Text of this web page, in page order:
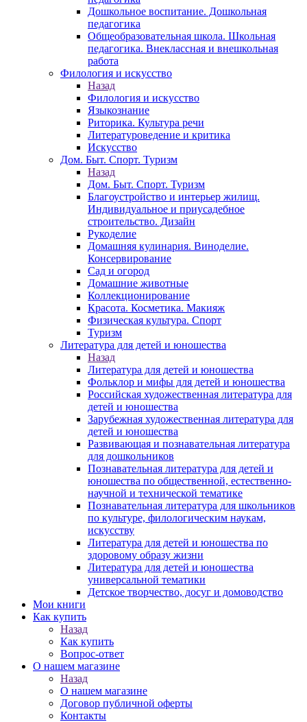
Дошкольное воспитание. Дошкольная
педагогика
Общеобразовательная школа. Школьная
педагогика. Внеклассная и внешкольная
работа
Филология и искусство
Назад
Филология и искусство
Языкознание
Риторика. Культура речи
Литературоведение и критика
Искусство
Дом. Быт. Спорт. Туризм
Назад
Дом. Быт. Спорт. Туризм
Благоустройство и интерьер жилищ.
Индивидуальное и приусадебное
строительство. Дизайн
Рукоделие
Домашняя кулинария. Виноделие.
Консервирование
Сад и огород
Домашние животные
Коллекционирование
Красота. Косметика. Макияж
Физическая культура. Спорт
Туризм
Литература для детей и юношества
Назад
Литература для детей и юношества
Фольклор и мифы для детей и юношества
Российская художественная литература для
детей и юношества
Зарубежная художественная литература для
детей и юношества
Развивающая и познавательная литература
для дошкольников
Познавательная литература для детей и
юношества по общественной, естественно-
научной и технической тематике
Познавательная литература для школьников
по культуре, филологическим наукам,
искусству
Литература для детей и юношества по
здоровому образу жизни
Литература для детей и юношества
универсальной тематики
Детское творчество, досуг и домоводство
Мои книги
Как купить
Назад
Как купить
Вопрос-ответ
О нашем магазине
Назад
О нашем магазине
Договор публичной оферты
Контакты